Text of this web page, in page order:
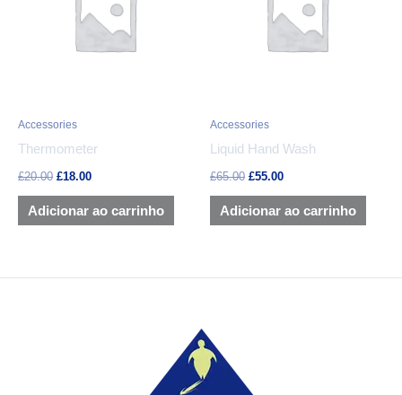
Accessories
Thermometer
£20.00 £18.00
Adicionar ao carrinho
Accessories
Liquid Hand Wash
£65.00 £55.00
Adicionar ao carrinho